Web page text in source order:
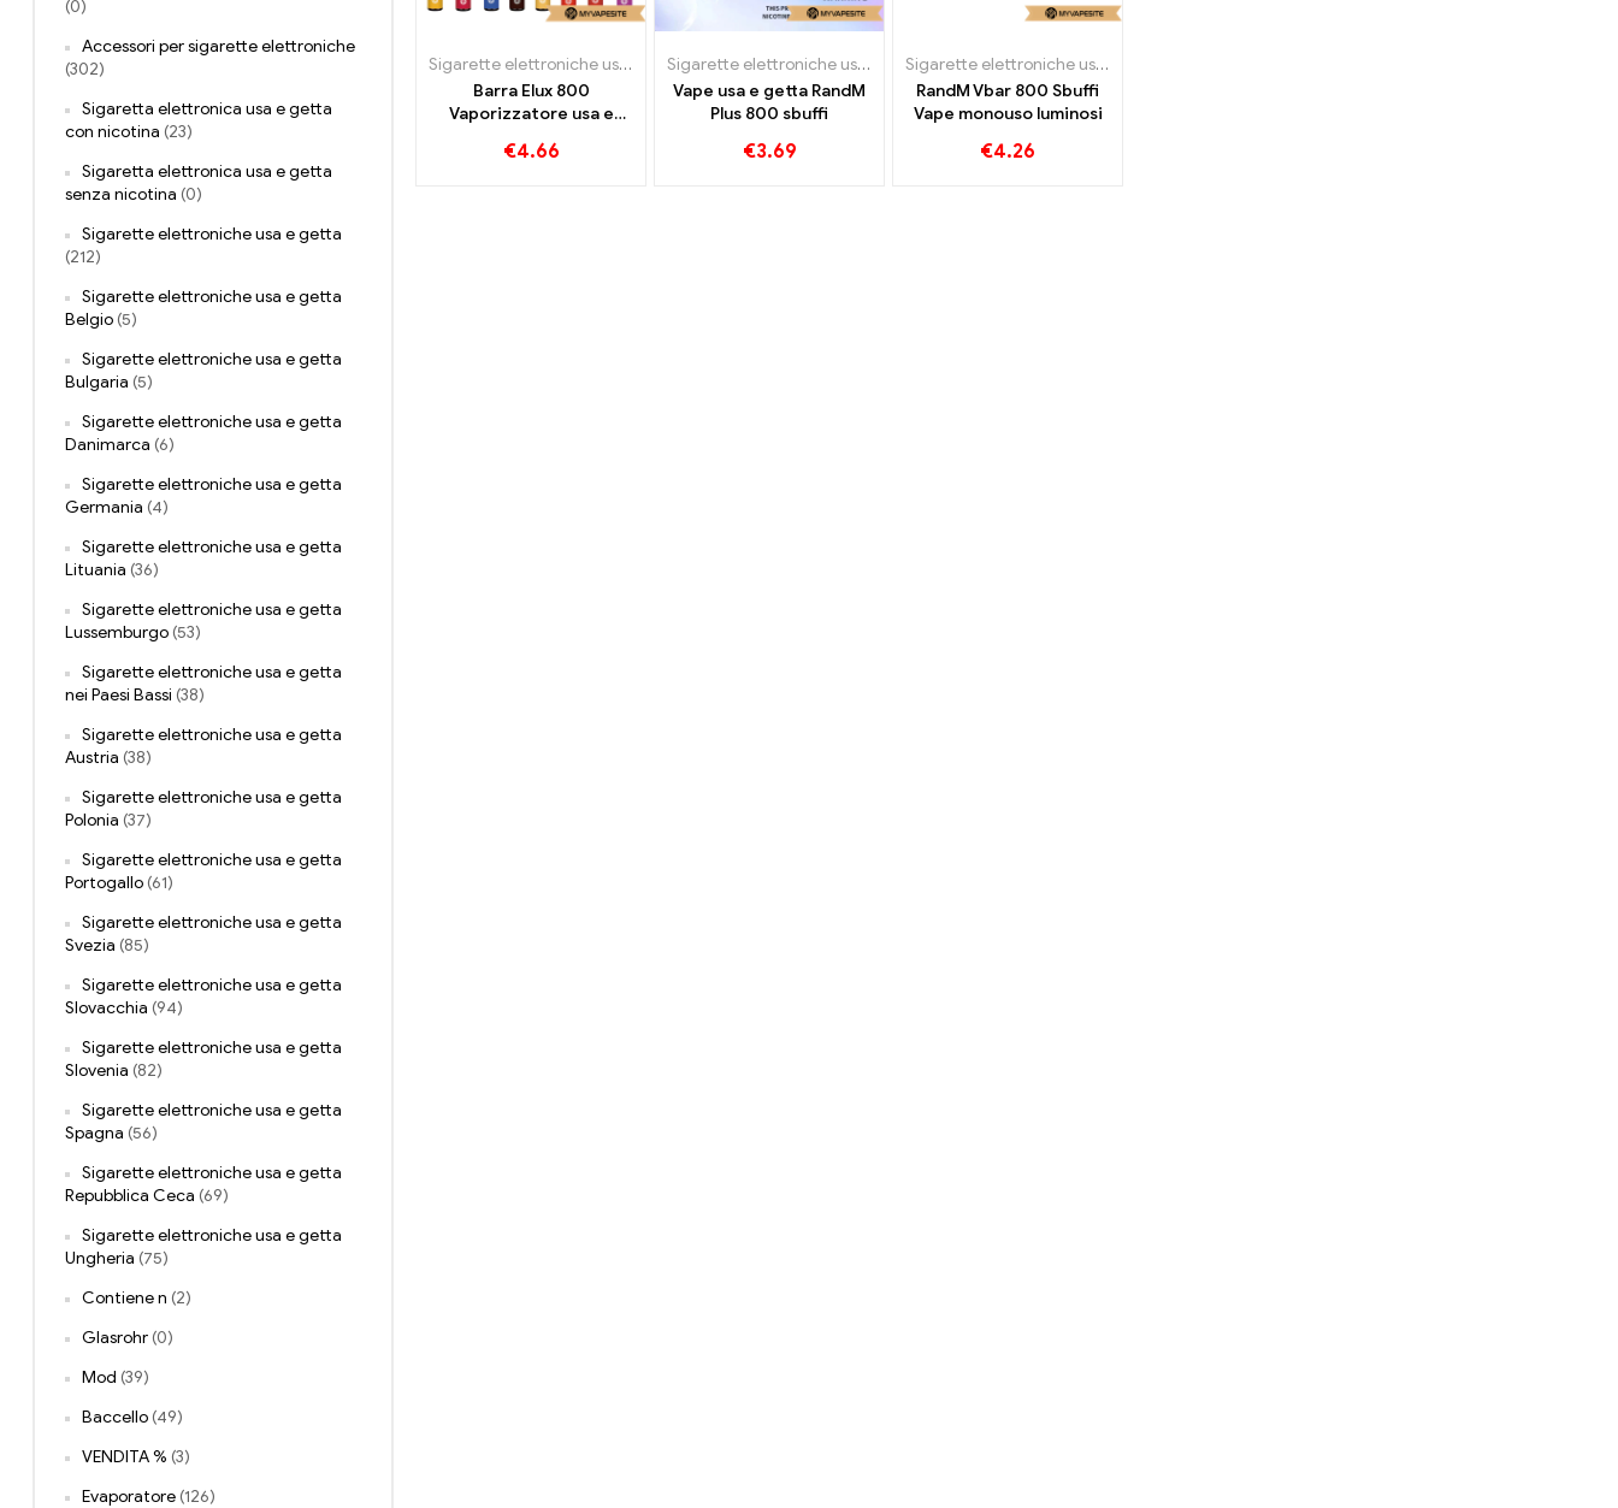
Sigarette elettroniche usa e getta
Barra Elux 800
Vaporizzatore usa e
€4.66
Sigarette elettroniche usa e getta
Vape usa e getta RandM
Plus 800 sbuffi
€3.69
Sigarette elettroniche usa e getta
RandM Vbar 800 Sbuffi
Vape monouso luminosi
€4.26
(0)
Accessori per sigarette elettroniche
(302)
Sigaretta elettronica usa e getta
con nicotina (23)
Sigaretta elettronica usa e getta
senza nicotina (0)
Sigarette elettroniche usa e getta
(212)
Sigarette elettroniche usa e getta
Belgio (5)
Sigarette elettroniche usa e getta
Bulgaria (5)
Sigarette elettroniche usa e getta
Danimarca (6)
Sigarette elettroniche usa e getta
Germania (4)
Sigarette elettroniche usa e getta
Lituania (36)
Sigarette elettroniche usa e getta
Lussemburgo (53)
Sigarette elettroniche usa e getta
nei Paesi Bassi (38)
Sigarette elettroniche usa e getta
Austria (38)
Sigarette elettroniche usa e getta
Polonia (37)
Sigarette elettroniche usa e getta
Portogallo (61)
Sigarette elettroniche usa e getta
Svezia (85)
Sigarette elettroniche usa e getta
Slovacchia (94)
Sigarette elettroniche usa e getta
Slovenia (82)
Sigarette elettroniche usa e getta
Spagna (56)
Sigarette elettroniche usa e getta
Repubblica Ceca (69)
Sigarette elettroniche usa e getta
Ungheria (75)
Contiene n (2)
Glasrohr (0)
Mod (39)
Baccello (49)
VENDITA % (3)
Evaporatore (126)